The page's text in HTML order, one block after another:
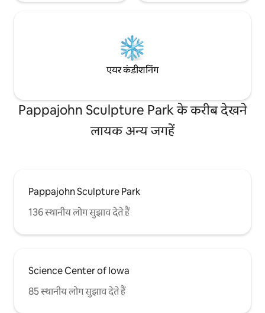
एयर कंडीशनिंग
Pappajohn Sculpture Park के करीब देखने
लायक अन्य जगहें
Pappajohn Sculpture Park
136 स्थानीय लोग सुझाव देते हैं
Science Center of Iowa
85 स्थानीय लोग सुझाव देते हैं